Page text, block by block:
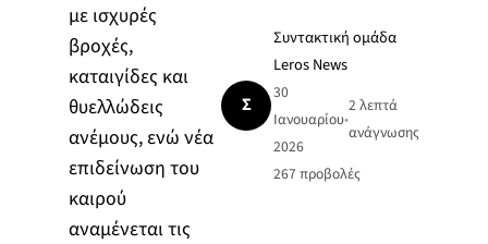
με ισχυρές
βροχές,
καταιγίδες και
θυελλώδεις
ανέμους, ενώ νέα
επιδείνωση του
καιρού
αναμένεται τις
Σ
Συντακτική ομάδα
Leros News
30
Ιανουαρίου
2026
•
2 λεπτά
ανάγνωσης
267 προβολές